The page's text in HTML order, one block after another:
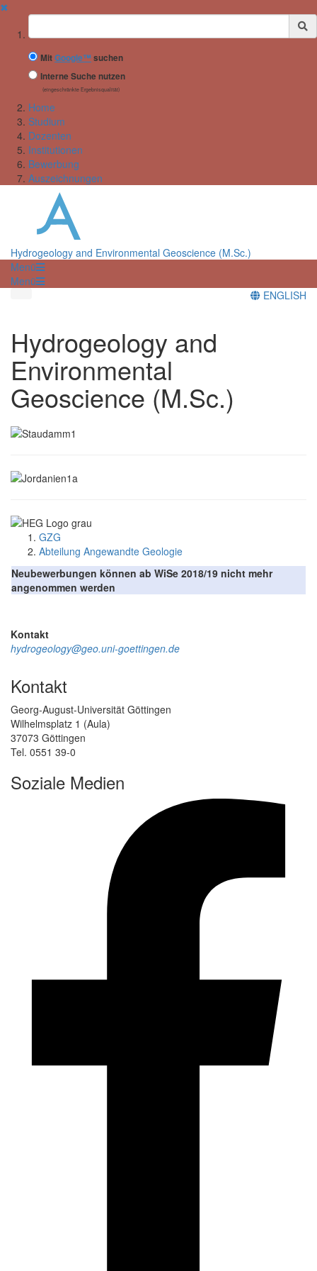
✖
Suchbegriff
MitGoogle™ suchen
Interne Suche nutzen
(eingeschränkte Ergebnisqualität)
Home
Studium
Dozenten
Institutionen
Bewerbung
Auszeichnungen
Hydrogeology and Environmental Geoscience (M.Sc.)
Menü
Menü
ENGLISH
Hydrogeology and
Environmental
Geoscience (M.Sc.)
GZG
Abteilung Angewandte Geologie
Neubewerbungen können ab WiSe 2018/19 nicht mehr
angenommen werden
Kontakt
hydrogeology@geo.uni-goettingen.de
Kontakt
Georg-August-Universität Göttingen
Wilhelmsplatz 1 (Aula)
37073 Göttingen
Tel. 0551 39-0
Soziale Medien